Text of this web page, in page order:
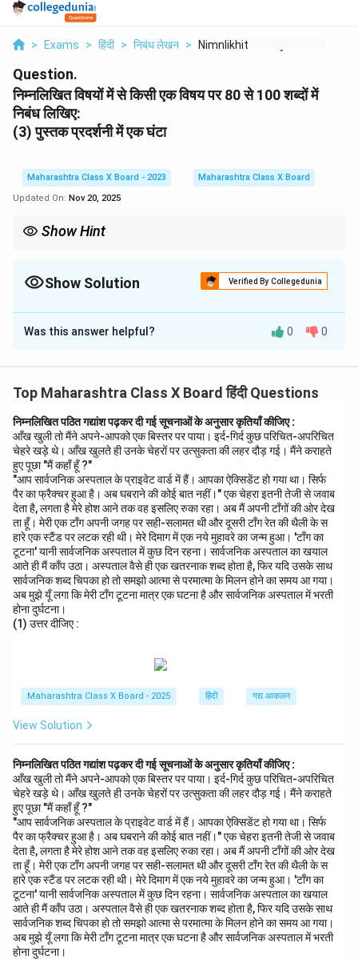
> Exams > हिंदी > निबंध लेखन > Nimnlikhit Vishayo M...
Question.
निम्नलिखित विषयों में से किसी एक विषय पर 80 से 100 शब्दों में
निबंध लिखिए:
(3) पुस्तक प्रदर्शनी में एक घंटा
Maharashtra Class X Board - 2023
Maharashtra Class X Board
Updated On: Nov 20, 2025
Show Hint
Show Solution Verified By Collegedunia
Solution and Explanation
प्रस्तावना:
सकता है।
मुख्य भाग:
जब मैंने पुस्तक प्रदर्शनी में एक घंटा बिताया, तो मैंने विभिन्न प्रकार की
किताबें देखीं, जो ज्ञान और जानकारी से भरी हुई थीं। मैं नए लेखकों की
रचनाएँ और विज्ञान, साहित्य, और इतिहास पर आधारित किताबों को
ध्यान से पढ़ता रहा। प्रदर्शनी में विविधता देखकर मुझे नया ज्ञान मिला।
निष्कर्ष:
पुस्तक प्रदर्शनी एक बेहतरीन अवसर है, जहाँ हम न केवल नई किताबें
देखते हैं, बल्कि अपनी सोच को भी नया दिशा देते हैं।
Download Solution in PDF
Was this answer helpful? 0 0
Top Maharashtra Class X Board हिंदी Questions
निम्नलिखित पठित गद्यांश पढ़कर दी गई सूचनाओं के अनुसार कृतियाँ कीजिए :
आँख खुली तो मैंने अपने-आपको एक बिस्तर पर पाया। इर्द-गिर्द कुछ परिचित-अपरिचित
चेहरे खड़े थे। आँख खुलते ही उनके चेहरों पर उत्सुकता की लहर दौड़ गई। मैंने कराहते
हुए पूछा "मैं कहाँ हूँ ?"
"आप सार्वजनिक अस्पताल के प्राइवेट वार्ड में हैं। आपका ऐक्सिडेंट हो गया था। सिर्फ
पैर का फ्रैक्चर हुआ है। अब घबराने की कोई बात नहीं।" एक चेहरा इतनी तेजी से जवाब
देता है, लगता है मेरे होश आने तक वह इसलिए रुका रहा। अब मैं अपनी टाँगों की ओर देख
ता हूँ। मेरी एक टाँग अपनी जगह पर सही-सलामत थी और दूसरी टाँग रेत की थैली के स
हारे एक स्टैंड पर लटक रही थी। मेरे दिमाग में एक नये मुहावरे का जन्म हुआ। 'टाँग का
टूटना' यानी सार्वजनिक अस्पताल में कुछ दिन रहना। सार्वजनिक अस्पताल का खयाल
आते ही मैं काँप उठा। अस्पताल वैसे ही एक खतरनाक शब्द होता है, फिर यदि उसके साथ
सार्वजनिक शब्द चिपका हो तो समझो आत्मा से परमात्मा के मिलन होने का समय आ गया।
अब मुझे यूँ लगा कि मेरी टाँग टूटना मात्र एक घटना है और सार्वजनिक अस्पताल में भरती
होना दुर्घटना।
(1) उत्तर दीजिए :
Maharashtra Class X Board - 2025 हिंदी गद्य आकलन
View Solution
निम्नलिखित पठित गद्यांश पढ़कर दी गई सूचनाओं के अनुसार कृतियाँ कीजिए :
आँख खुली तो मैंने अपने-आपको एक बिस्तर पर पाया। इर्द-गिर्द कुछ परिचित-अपरिचित
चेहरे खड़े थे। आँख खुलते ही उनके चेहरों पर उत्सुकता की लहर दौड़ गई। मैंने कराहते
हुए पूछा "मैं कहाँ हूँ ?"
"आप सार्वजनिक अस्पताल के प्राइवेट वार्ड में हैं। आपका ऐक्सिडेंट हो गया था। सिर्फ
पैर का फ्रैक्चर हुआ है। अब घबराने की कोई बात नहीं।" एक चेहरा इतनी तेजी से जवाब
देता है, लगता है मेरे होश आने तक वह इसलिए रुका रहा। अब मैं अपनी टाँगों की ओर देख
ता हूँ। मेरी एक टाँग अपनी जगह पर सही-सलामत थी और दूसरी टाँग रेत की थैली के स
हारे एक स्टैंड पर लटक रही थी। मेरे दिमाग में एक नये मुहावरे का जन्म हुआ। 'टाँग का
टूटना' यानी सार्वजनिक अस्पताल में कुछ दिन रहना। सार्वजनिक अस्पताल का खयाल
आते ही मैं काँप उठा। अस्पताल वैसे ही एक खतरनाक शब्द होता है, फिर यदि उसके साथ
सार्वजनिक शब्द चिपका हो तो समझो आत्मा से परमात्मा के मिलन होने का समय आ गया।
अब मुझे यूँ लगा कि मेरी टाँग टूटना मात्र एक घटना है और सार्वजनिक अस्पताल में भरती
होना दुर्घटना।